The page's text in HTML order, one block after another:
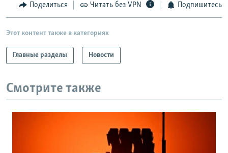
Поделиться Читать без VPN Подпишитесь
Этот контент также в категориях
Главные разделы Новости
Смотрите также